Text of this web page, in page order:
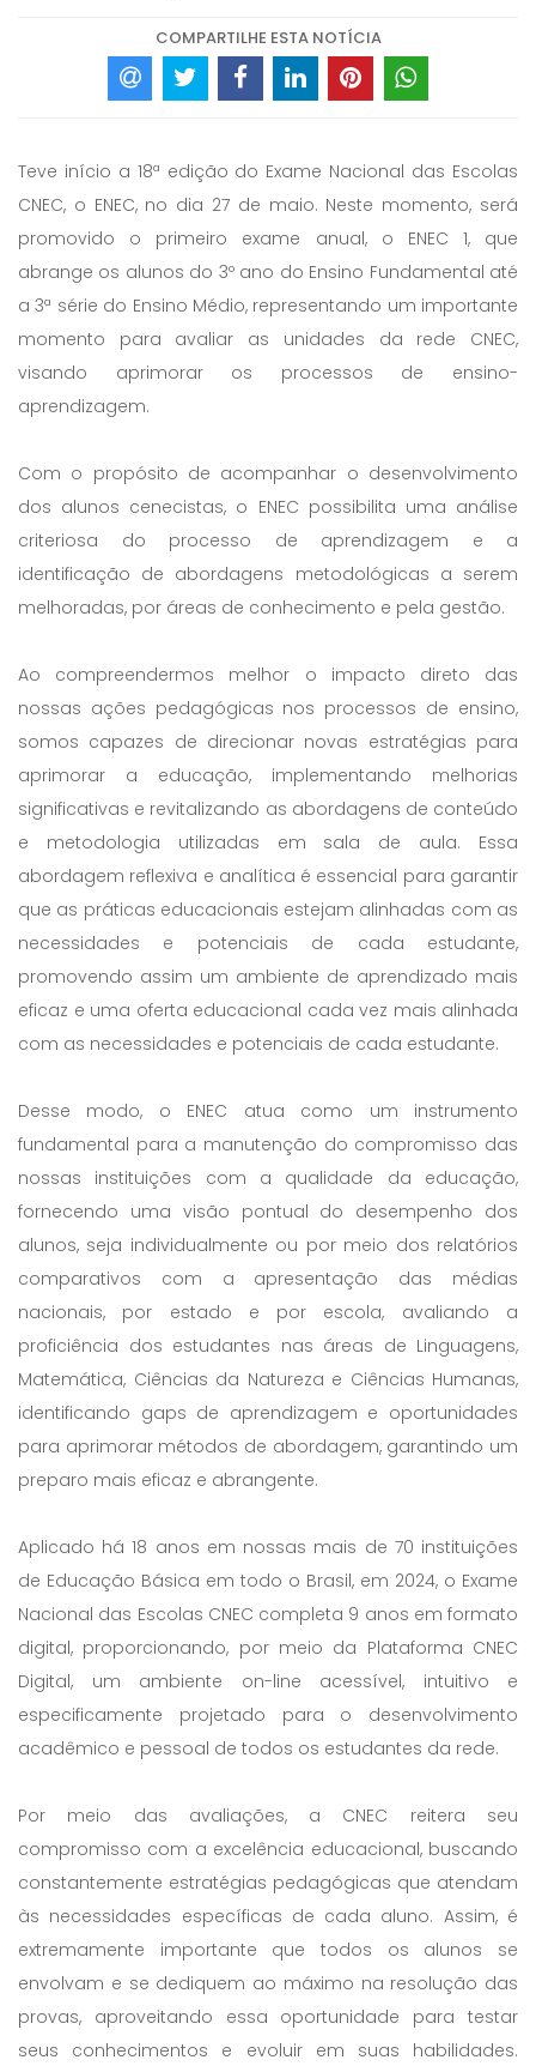
COMPARTILHE ESTA NOTÍCIA
Teve início a 18ª edição do Exame Nacional das Escolas
CNEC, o ENEC, no dia 27 de maio. Neste momento, será
promovido o primeiro exame anual, o ENEC 1, que
abrange os alunos do 3º ano do Ensino Fundamental até
a 3ª série do Ensino Médio, representando um importante
momento para avaliar as unidades da rede CNEC,
visando aprimorar os processos de ensino-
aprendizagem.
Com o propósito de acompanhar o desenvolvimento
dos alunos cenecistas, o ENEC possibilita uma análise
criteriosa do processo de aprendizagem e a
identificação de abordagens metodológicas a serem
melhoradas, por áreas de conhecimento e pela gestão.
Ao compreendermos melhor o impacto direto das
nossas ações pedagógicas nos processos de ensino,
somos capazes de direcionar novas estratégias para
aprimorar a educação, implementando melhorias
significativas e revitalizando as abordagens de conteúdo
e metodologia utilizadas em sala de aula. Essa
abordagem reflexiva e analítica é essencial para garantir
que as práticas educacionais estejam alinhadas com as
necessidades e potenciais de cada estudante,
promovendo assim um ambiente de aprendizado mais
eficaz e uma oferta educacional cada vez mais alinhada
com as necessidades e potenciais de cada estudante.
Desse modo, o ENEC atua como um instrumento
fundamental para a manutenção do compromisso das
nossas instituições com a qualidade da educação,
fornecendo uma visão pontual do desempenho dos
alunos, seja individualmente ou por meio dos relatórios
comparativos com a apresentação das médias
nacionais, por estado e por escola, avaliando a
proficiência dos estudantes nas áreas de Linguagens,
Matemática, Ciências da Natureza e Ciências Humanas,
identificando gaps de aprendizagem e oportunidades
para aprimorar métodos de abordagem, garantindo um
preparo mais eficaz e abrangente.
Aplicado há 18 anos em nossas mais de 70 instituições
de Educação Básica em todo o Brasil, em 2024, o Exame
Nacional das Escolas CNEC completa 9 anos em formato
digital, proporcionando, por meio da Plataforma CNEC
Digital, um ambiente on-line acessível, intuitivo e
especificamente projetado para o desenvolvimento
acadêmico e pessoal de todos os estudantes da rede.
Por meio das avaliações, a CNEC reitera seu
compromisso com a excelência educacional, buscando
constantemente estratégias pedagógicas que atendam
às necessidades específicas de cada aluno. Assim, é
extremamente importante que todos os alunos se
envolvam e se dediquem ao máximo na resolução das
provas, aproveitando essa oportunidade para testar
seus conhecimentos e evoluir em suas habilidades.